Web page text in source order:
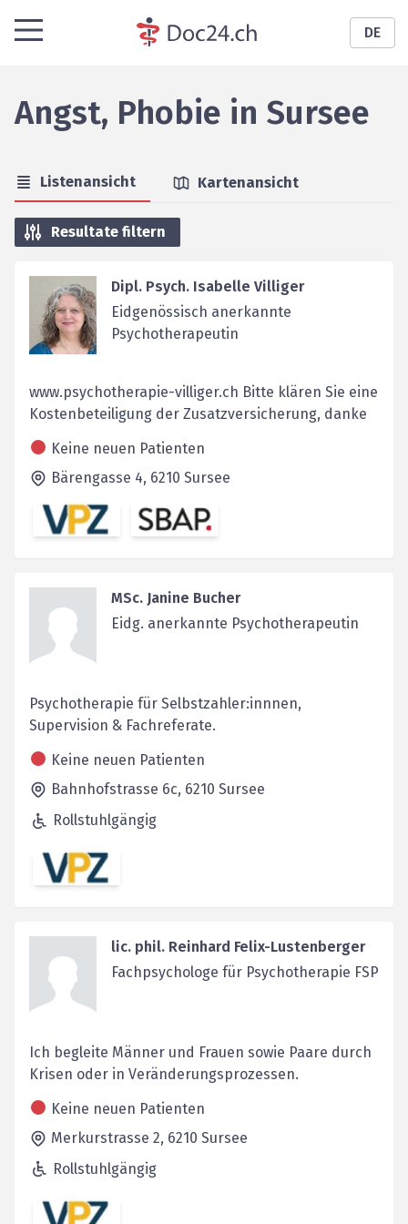
DE
Angst, Phobie in Sursee
Listenansicht Kartenansicht
Resultate filtern
Dipl. Psych. Isabelle Villiger
Eidgenössisch anerkannte
Psychotherapeutin
www.psychotherapie-villiger.ch Bitte klären Sie eine
Kostenbeteiligung der Zusatzversicherung, danke
Keine neuen Patienten
Bärengasse 4, 6210 Sursee
MSc. Janine Bucher
Eidg. anerkannte Psychotherapeutin
Psychotherapie für Selbstzahler:innnen,
Supervision & Fachreferate.
Keine neuen Patienten
Bahnhofstrasse 6c, 6210 Sursee
Rollstuhlgängig
lic. phil. Reinhard Felix-Lustenberger
Fachpsychologe für Psychotherapie FSP
Ich begleite Männer und Frauen sowie Paare durch
Krisen oder in Veränderungsprozessen.
Keine neuen Patienten
Merkurstrasse 2, 6210 Sursee
Rollstuhlgängig